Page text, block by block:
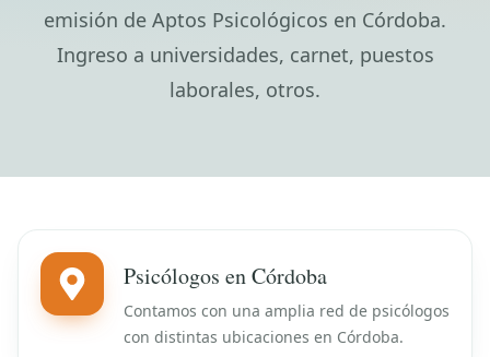
emisión de Aptos Psicológicos en Córdoba.
Ingreso a universidades, carnet, puestos
laborales, otros.
Psicólogos en Córdoba
Contamos con una amplia red de psicólogos
con distintas ubicaciones en Córdoba.